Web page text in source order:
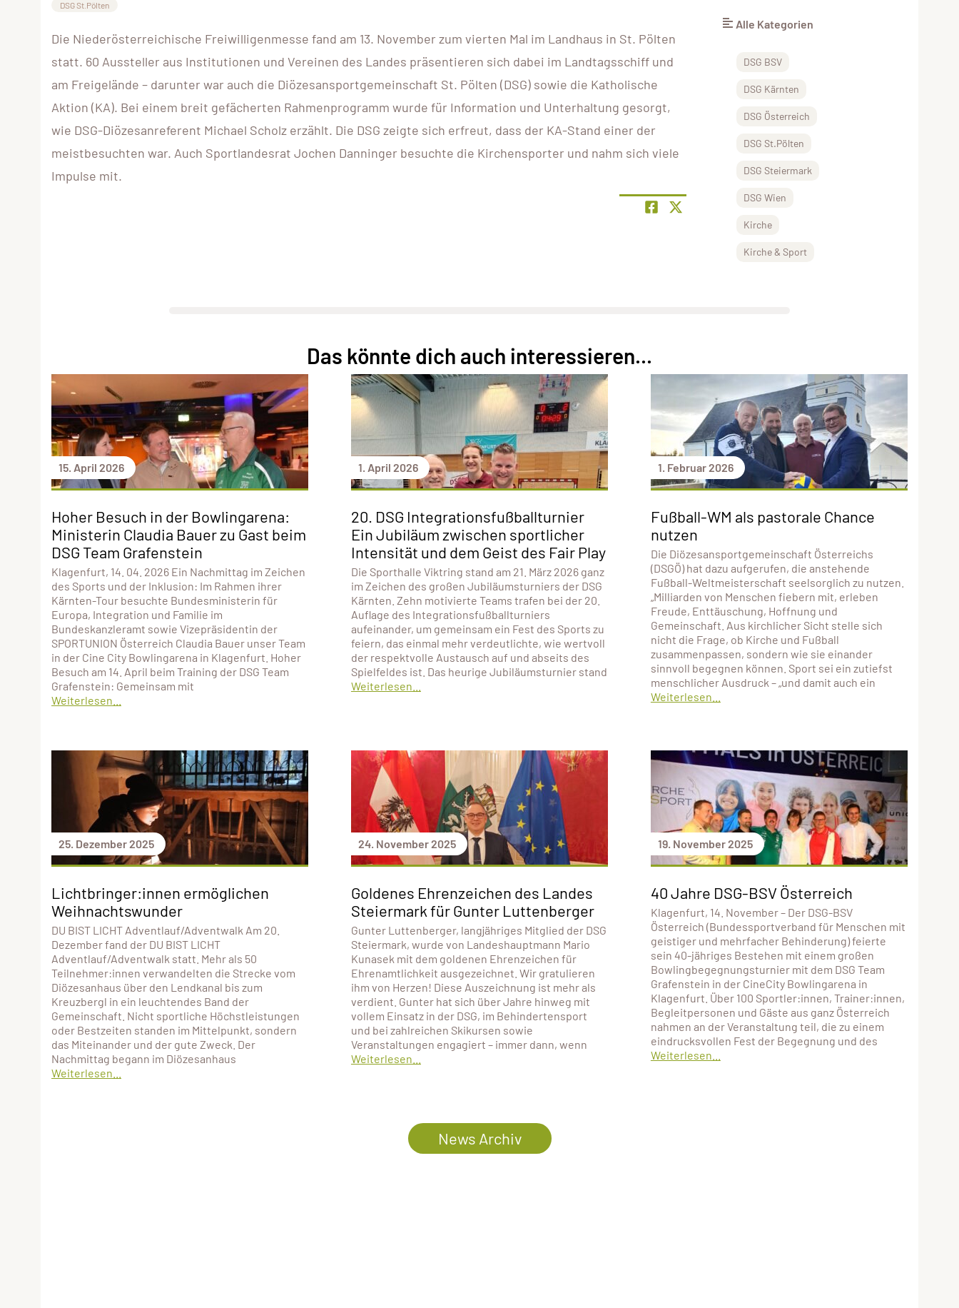
DSG St.Pölten
Die Niederösterreichische Freiwilligenmesse fand am 13. November zum vierten Mal im Landhaus in St. Pölten
statt. 60 Aussteller aus Institutionen und Vereinen des Landes präsentieren sich dabei im Landtagsschiff und
am Freigelände – darunter war auch die Diözesansportgemeinschaft St. Pölten (DSG) sowie die Katholische
Aktion (KA). Bei einem breit gefächerten Rahmenprogramm wurde für Information und Unterhaltung gesorgt,
wie DSG-Diözesanreferent Michael Scholz erzählt. Die DSG zeigte sich erfreut, dass der KA-Stand einer der
meistbesuchten war. Auch Sportlandesrat Jochen Danninger besuchte die Kirchensporter und nahm sich viele
Impulse mit.
Alle Kategorien
DSG BSV
DSG Kärnten
DSG Österreich
DSG St.Pölten
DSG Steiermark
DSG Wien
Kirche
Kirche & Sport
Das könnte dich auch interessieren...
15. April 2026
Hoher Besuch in der Bowlingarena:
Ministerin Claudia Bauer zu Gast beim
DSG Team Grafenstein
Klagenfurt, 14. 04. 2026 Ein Nachmittag im Zeichen
des Sports und der Inklusion: Im Rahmen ihrer
Kärnten-Tour besuchte Bundesministerin für
Europa, Integration und Familie im
Bundeskanzleramt sowie Vizepräsidentin der
SPORTUNION Österreich Claudia Bauer unser Team
in der Cine City Bowlingarena in Klagenfurt. Hoher
Besuch am 14. April beim Training der DSG Team
Grafenstein: Gemeinsam mit
Weiterlesen...
1. April 2026
20. DSG Integrationsfußballturnier
Ein Jubiläum zwischen sportlicher
Intensität und dem Geist des Fair Play
Die Sporthalle Viktring stand am 21. März 2026 ganz
im Zeichen des großen Jubiläumsturniers der DSG
Kärnten. Zehn motivierte Teams trafen bei der 20.
Auflage des Integrationsfußballturniers
aufeinander, um gemeinsam ein Fest des Sports zu
feiern, das einmal mehr verdeutlichte, wie wertvoll
der respektvolle Austausch auf und abseits des
Spielfeldes ist. Das heurige Jubiläumsturnier stand
Weiterlesen...
1. Februar 2026
Fußball-WM als pastorale Chance
nutzen
Die Diözesansportgemeinschaft Österreichs
(DSGÖ) hat dazu aufgerufen, die anstehende
Fußball-Weltmeisterschaft seelsorglich zu nutzen.
„Milliarden von Menschen fiebern mit, erleben
Freude, Enttäuschung, Hoffnung und
Gemeinschaft. Aus kirchlicher Sicht stelle sich
nicht die Frage, ob Kirche und Fußball
zusammenpassen, sondern wie sie einander
sinnvoll begegnen können. Sport sei ein zutiefst
menschlicher Ausdruck – „und damit auch ein
Weiterlesen...
25. Dezember 2025
Lichtbringer:innen ermöglichen
Weihnachtswunder
DU BIST LICHT Adventlauf/Adventwalk Am 20.
Dezember fand der DU BIST LICHT
Adventlauf/Adventwalk statt. Mehr als 50
Teilnehmer:innen verwandelten die Strecke vom
Diözesanhaus über den Lendkanal bis zum
Kreuzbergl in ein leuchtendes Band der
Gemeinschaft. Nicht sportliche Höchstleistungen
oder Bestzeiten standen im Mittelpunkt, sondern
das Miteinander und der gute Zweck. Der
Nachmittag begann im Diözesanhaus
Weiterlesen...
24. November 2025
Goldenes Ehrenzeichen des Landes
Steiermark für Gunter Luttenberger
Gunter Luttenberger, langjähriges Mitglied der DSG
Steiermark, wurde von Landeshauptmann Mario
Kunasek mit dem goldenen Ehrenzeichen für
Ehrenamtlichkeit ausgezeichnet. Wir gratulieren
ihm von Herzen! Diese Auszeichnung ist mehr als
verdient. Gunter hat sich über Jahre hinweg mit
vollem Einsatz in der DSG, im Behindertensport
und bei zahlreichen Skikursen sowie
Veranstaltungen engagiert – immer dann, wenn
Weiterlesen...
19. November 2025
40 Jahre DSG-BSV Österreich
Klagenfurt, 14. November – Der DSG-BSV
Österreich (Bundessportverband für Menschen mit
geistiger und mehrfacher Behinderung) feierte
sein 40-jähriges Bestehen mit einem großen
Bowlingbegegnungsturnier mit dem DSG Team
Grafenstein in der CineCity Bowlingarena in
Klagenfurt. Über 100 Sportler:innen, Trainer:innen,
Begleitpersonen und Gäste aus ganz Österreich
nahmen an der Veranstaltung teil, die zu einem
eindrucksvollen Fest der Begegnung und des
Weiterlesen...
News Archiv